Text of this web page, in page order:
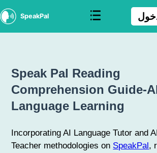
SpeakPal
Speak Pal Reading
Comprehension Guide-
Language Learning
Incorporating AI Language Tutor and
Teacher methodologies on SpeakPal,